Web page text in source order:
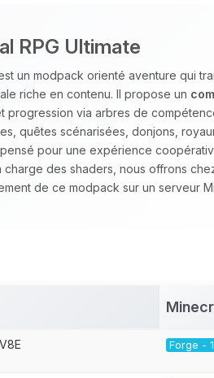
RPG Ultimate
un modpack orienté aventure qui
riche en contenu. Il propose un
progression via arbres de
quêtes scénarisées, donjons,
pour une expérience
charge des shaders, nous offrons
de ce modpack sur un serveur
Forge -